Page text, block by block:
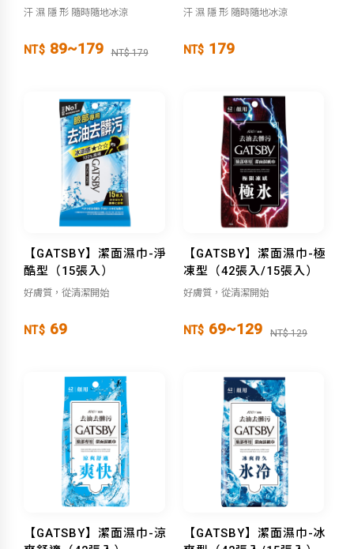
張入）
汗 濕 隱 形 隨時隨地冰涼
NT$ 89~179 NT$ 179
汗 濕 隱 形 隨時隨地冰涼
NT$ 179
【GATSBY】潔面濕巾-淨
酷型（15張入）
好膚質，從清潔開始
NT$ 69
【GATSBY】潔面濕巾-極
凍型（42張入/15張入）
好膚質，從清潔開始
NT$ 69~129 NT$ 129
【GATSBY】潔面濕巾-涼
【GATSBY】潔面濕巾-冰